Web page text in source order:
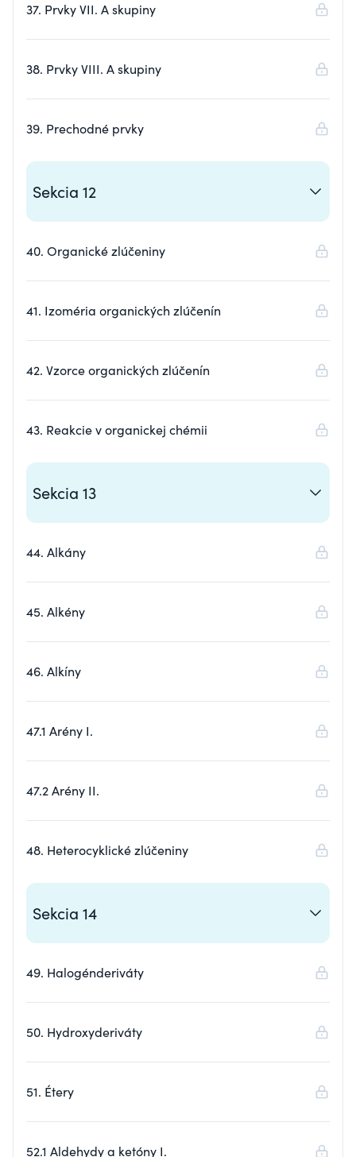
37. Prvky VII. A skupiny
38. Prvky VIII. A skupiny
39. Prechodné prvky
Sekcia 12
40. Organické zlúčeniny
41. Izoméria organických zlúčenín
42. Vzorce organických zlúčenín
43. Reakcie v organickej chémii
Sekcia 13
44. Alkány
45. Alkény
46. Alkíny
47.1 Arény I.
47.2 Arény II.
48. Heterocyklické zlúčeniny
Sekcia 14
49. Halogénderiváty
50. Hydroxyderiváty
51. Étery
52.1 Aldehydy a ketóny I.